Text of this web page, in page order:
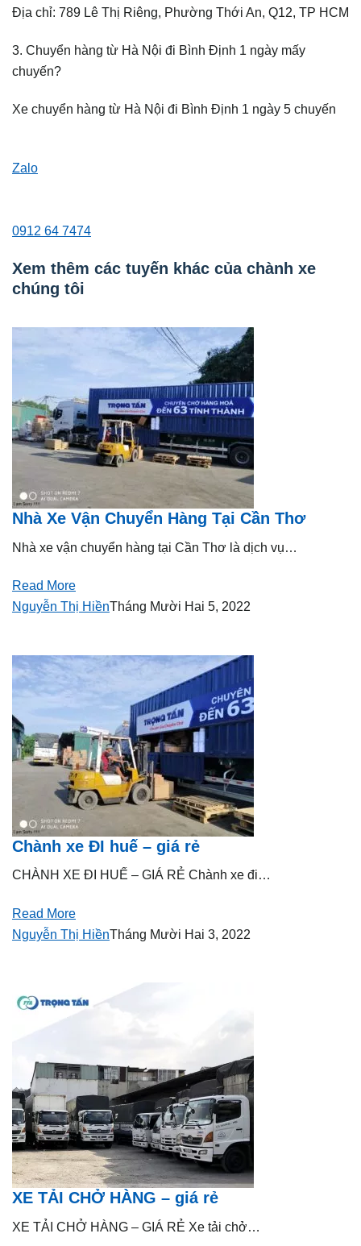
Địa chỉ: 789 Lê Thị Riêng, Phường Thới An, Q12, TP HCM
3. Chuyển hàng từ Hà Nội đi Bình Định 1 ngày mấy
chuyến?
Xe chuyển hàng từ Hà Nội đi Bình Định 1 ngày 5 chuyến
Zalo
0912 64 7474
Xem thêm các tuyến khác của chành xe
chúng tôi
Nhà Xe Vận Chuyển Hàng Tại Cần Thơ
Nhà xe vận chuyển hàng tại Cần Thơ là dịch vụ…
Read More
Nguyễn Thị HiềnTháng Mười Hai 5, 2022
Chành xe ĐI huế – giá rẻ
CHÀNH XE ĐI HUẾ – GIÁ RẺ Chành xe đi…
Read More
Nguyễn Thị HiềnTháng Mười Hai 3, 2022
XE TẢI CHỞ HÀNG – giá rẻ
XE TẢI CHỞ HÀNG – GIÁ RẺ Xe tải chở…